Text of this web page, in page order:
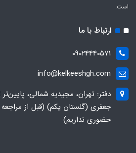
است.
ارتباط با ما
09024440571
info@kelkeeshgh.com
دفتر: تهران، مجیدیه شمالی،
جعفری (گلستان یکم) (قبل از
حضوری نداریم)